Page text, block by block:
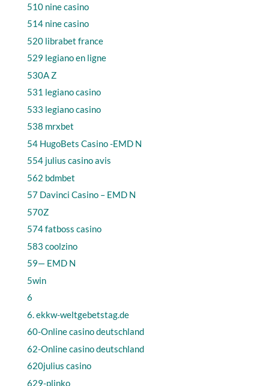
510 nine casino
514 nine casino
520 librabet france
529 legiano en ligne
530A Z
531 legiano casino
533 legiano casino
538 mrxbet
54 HugoBets Casino -EMD N
554 julius casino avis
562 bdmbet
57 Davinci Casino – EMD N
570Z
574 fatboss casino
583 coolzino
59— EMD N
5win
6
6. ekkw-weltgebetstag.de
60-Online casino deutschland
62-Online casino deutschland
620julius casino
629-plinko